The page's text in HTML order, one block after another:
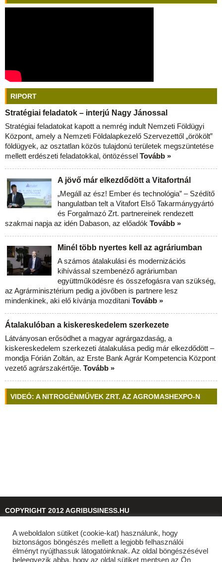
RIPORT
Stratégiai feladatok – interjú Nagy Jánossal
Stratégiai feladatokat kapott a nemrég indult Nemzeti Földügyi
Központ, amely a Nemzeti Földalapkezelő Szervezettől „örökölt”
földügyek, az osztatlan közös tulajdonú területek megszüntetése
mellett erdészeti feladatokkal, öntözéssel Tovább »
A jövő már elkezdődött a Vitafortnál
„Megáll az ész! Ember és technológia” – Szédítő
hangulatban telt a Vitafort Első Takarmánygyártó
és Forgalmazó Zrt. partnereinek rendezett
szakmai napja az idén Dabason, az előadók Tovább »
Minél több nyertes kell az agráriumban
A számos átalakulási és modernizációs
kihívással szembenéző agráriumban
együttműködésre és összefogásra van szükség,
az Agrárminisztérium pedig a jövőben is partnere lesz
mindenkinek, aki elő kívánja mozdítani Tovább »
Átalakulóban a kiskereskedelem szerkezete
Látványosan erősödhet a magyar agrárgazdaság, a
kiskereskedelem szerkezeti átalakulása pedig már elkezdődött –
mondja Fórián Zoltán, az Erste Bank Agrár Kompetencia Központ
vezető agrárszakértője. Tovább »
VIDEÓ: A NITROGÉNMŰVEK ZRT. AZ AGROMASHEXPO-N
COPYRIGHT 2012 AGRIBUSINESS.HU
© 2026agribusiness.hu
A weboldalon sütiket (cookie-kat) használunk, hogy
biztonságos böngészés mellett a legjobb felhasználói
élményt nyújthassuk látogatóinknak. Az oldal böngészésével
beleegyezik abba, hogy az oldal sütiket mentsen az Ön